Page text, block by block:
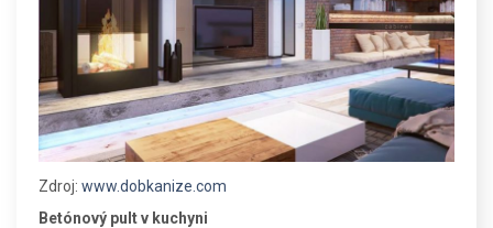
Zdroj: www.dobkanize.com
Betónový pult v kuchyni